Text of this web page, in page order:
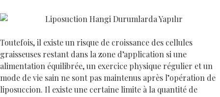
Toutefois, il existe un risque de croissance des cellules
graisseuses restant dans la zone d’application si une
alimentation équilibrée, un exercice physique régulier et un
mode de vie sain ne sont pas maintenus après l’opération de
liposuccion. Il existe une certaine limite à la quantité de